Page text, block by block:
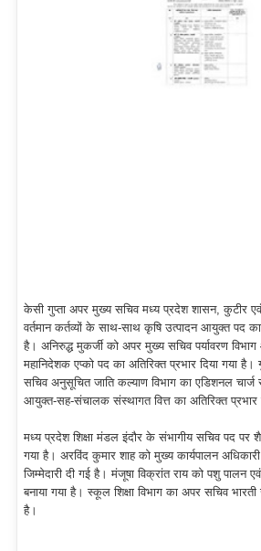
केसी गुप्ता अपर मुख्य सचिव मध्य प्रदेश शासन, कुटीर एवं
वर्तमान कर्तव्यों के साथ-साथ कृषि उत्पादन आयुक्त पद का
है। अनिरुद्ध मुकर्जी को अपर मुख्य सचिव पर्यावरण
महानिदेशक एप्को पद का अतिरिक्त प्रभार दिया गया
सचिव अनुसूचित जाति कल्याण विभाग का एडिशनल चार्ज
आयुक्त-सह-संचालक संस्थागत वित्त का अतिरिक्त प्रभार
मध्य प्रदेश शिक्षा मंडल इंदौर के संभागीय सचिव पद पर
गया है। अरविंद कुमार शाह को मुख्य कार्यपालन
जिम्मेदारी दी गई है। मंजूषा विक्रांत राय को पशु पालन
बनाया गया है। स्कूल शिक्षा विभाग का अपर सचिव
है।